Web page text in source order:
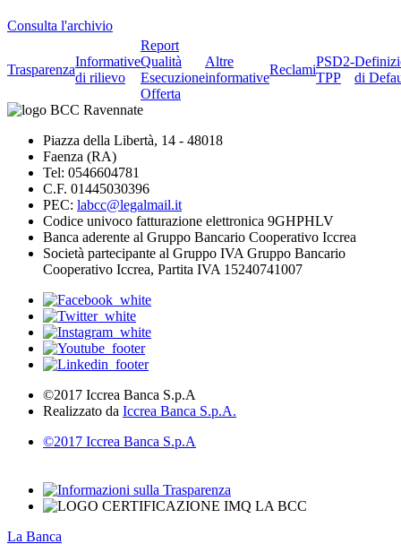
Consulta l'archivio
Trasparenza
Informative
di rilievo
Report
Qualità
Esecuzione
Offerta
Altre
informative
Reclami
PSD2-
TPP
di
Piazza della Libertà, 14 - 48018
Faenza (RA)
Tel: 0546604781
C.F. 01445030396
PEC: labcc@legalmail.it
Codice univoco fatturazione elettronica 9GHPHLV
Banca aderente al Gruppo Bancario Cooperativo Iccrea
Società partecipante al Gruppo IVA Gruppo Bancario
Cooperativo Iccrea, Partita IVA 15240741007
©2017 Iccrea Banca S.p.A
Realizzato da Iccrea Banca S.p.A.
©2017 Iccrea Banca S.p.A
La Banca